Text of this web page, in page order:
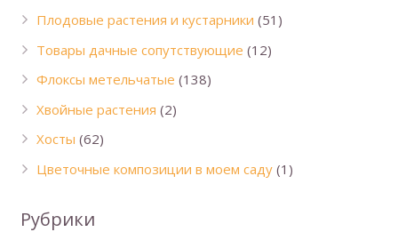
Плодовые растения и кустарники (51)
Товары дачные сопутствующие (12)
Флоксы метельчатые (138)
Хвойные растения (2)
Хосты (62)
Цветочные композиции в моем саду (1)
Рубрики